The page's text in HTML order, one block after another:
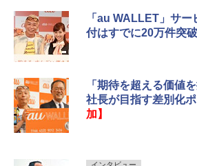
「au WALLET」サ
付はすでに20万件突破
「期待を超える価値
社長が目指す差別化
加】